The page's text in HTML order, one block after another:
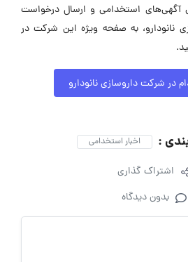
آگهی‌های استخدامی و ارسال درخواست
نانودارو، به صفحه ویژه این شرکت در
در شرکت داروسازی نانودارو
: اخبار استخدامی
اشتراک گذاری
بدون دیدگاه